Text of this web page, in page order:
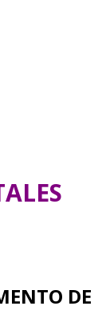
DE